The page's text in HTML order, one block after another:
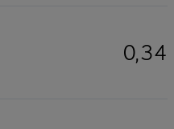
0,34